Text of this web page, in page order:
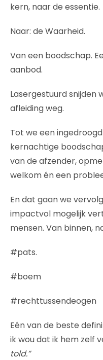
kern, naar de essentie.
Naar: de Waarheid.
Van een boodschap.
aanbod.
Lasergestuurd snijden
afleiding weg.
Tot we een
kernachtige
van de afzender,
welkom én een
En dat gaan we
impactvol mogelijk
mensen. Van binnen,
#pats.
#boem
#rechttussendeogen
Eén van de beste
ik wou dat ik hem zelf
told.”